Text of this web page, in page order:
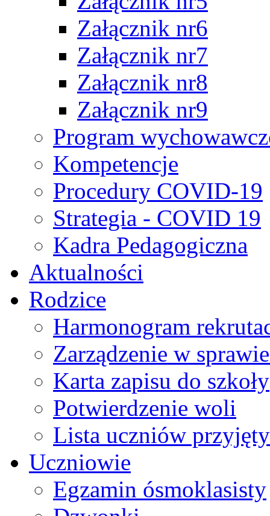
Załącznik nr6
Załącznik nr7
Załącznik nr8
Załącznik nr9
Program
Kompetencje
Procedury COVID-19
Strategia - COVID 19
Kadra Pedagogiczna
Aktualności
Rodzice
Harmonogram
Zarządzenie w
Karta zapisu do szkoły
Potwierdzenie woli
Lista uczniów
Uczniowie
Egzamin ósmoklasisty